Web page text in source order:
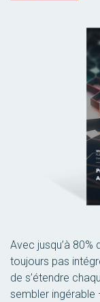
Avec jusqu’à 80%
toujours pas
de s’étendre
sembler ingérable